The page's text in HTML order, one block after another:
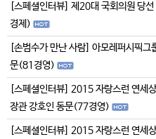
[스페셜인터뷰] 제20대 국회의원 당
경제)
[손범수가 만난 사람] 아모레퍼시픽그
문(81경영)
[스페셜인터뷰] 2015 자랑스런 연세
장관 강호인 동문(77경영)
[스페셜인터뷰] 2015 자랑스런 연세